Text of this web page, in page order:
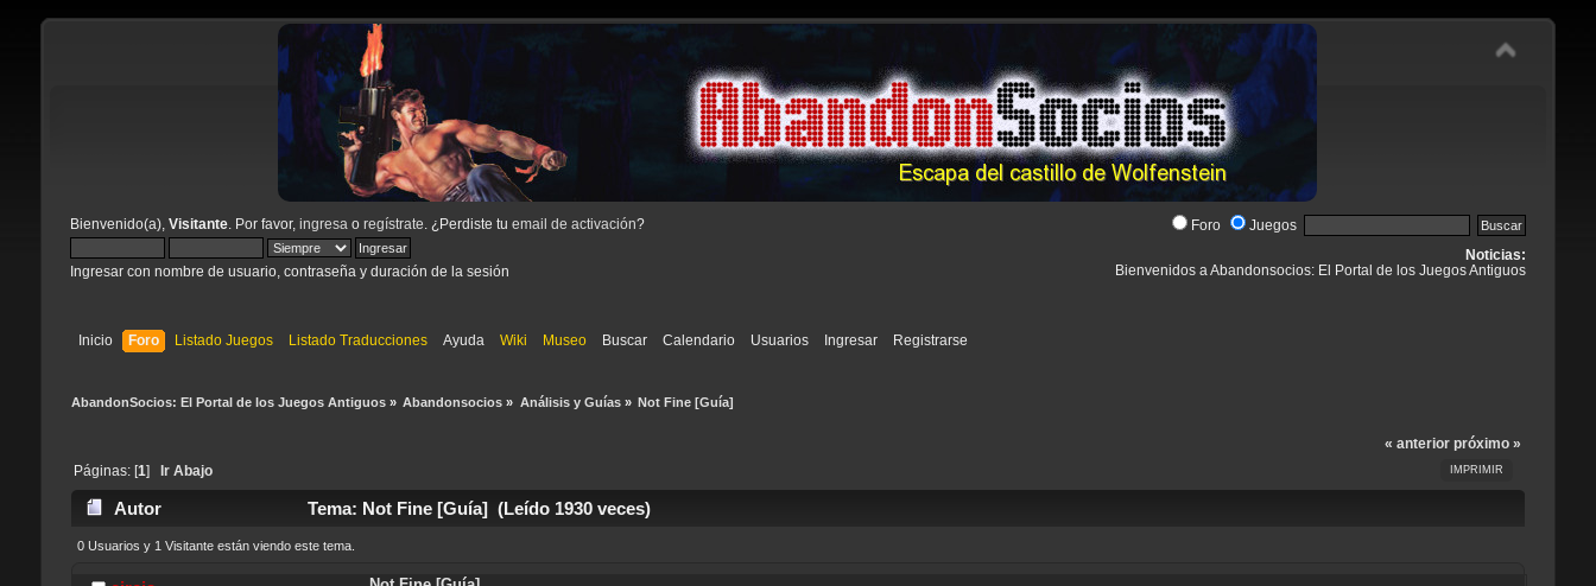
Bienvenido(a), Visitante. Por favor, ingresa o regístrate . ¿Perdiste tu email de activación?
Ingresar con nombre de usuario, contraseña y duración de la sesión
Foro Juegos
Noticias:
Bienvenidos a Abandonsocios: El Portal de los Juegos Antiguos
Inicio Foro Listado Juegos Listado Traducciones Ayuda Wiki Museo Buscar Calendario Usuarios Ingresar Registrarse
AbandonSocios: El Portal de los Juegos Antiguos» Abandonsocios » Análisis y Guías» Not Fine [Guía]
« anterior próximo »
IMPRIMIR
Páginas: [ 1 Ir Abajo
Autor Tema: Not Fine [Guía] (Leído 1930 veces)
0 Usuarios y 1 Visitante están viendo este tema.